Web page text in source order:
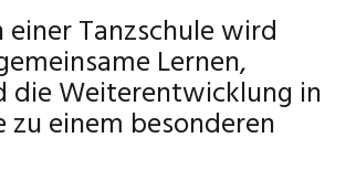
einer Tanzschule wird
Lernen,
die Weiterentwicklung in
zu einem besonderen